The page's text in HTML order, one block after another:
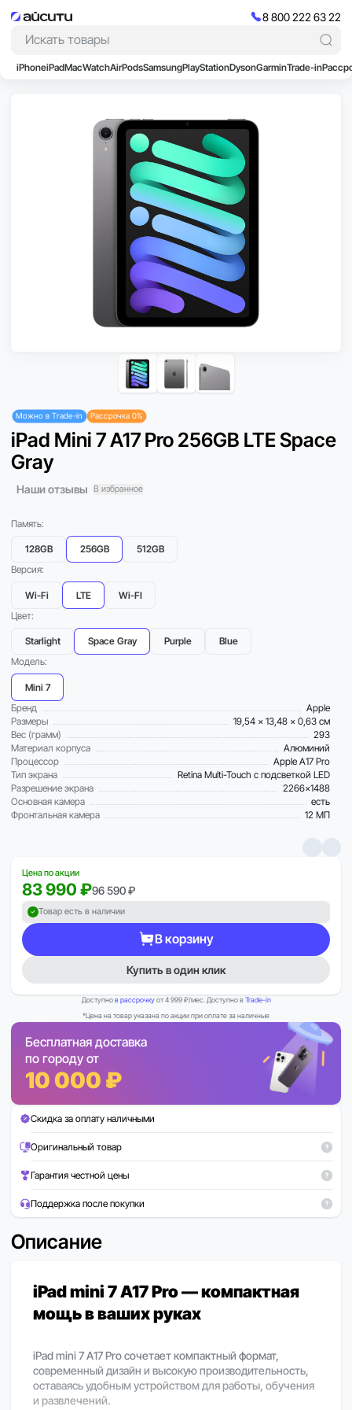
8 800 222 63 22
iPhoneiPadMacWatchAirPodsSamsungPlayStationDysonGarminTrade-in
iPad Mini 7 A17 Pro 256GB LTE Space
Gray
Наши отзывы В избранное
Можно в Trade-in Рассрочка 0%
Память:
128GB 256GB
512GB
Версия:
Wi-Fi LTE
Wi-FI
Цвет:
Starlight Space Gray Purple
Blue
Модель:
Mini 7
Бренд
Apple
Размеры
19,54 x 13,48 x 0,63 см
Вес (грамм)
293
Материал корпуса
Алюминий
Процессор
Apple A17 Pro
Тип экрана
Retina Multi-Touch с подсветкой LED
Разрешение экрана
2266×1488
Основная камера
есть
Фронтальная камера
12 МП
Цена по акции
83 990 ₽96 590 ₽
Товар есть в наличии
В корзину
Купить в один клик
Доступнов рассрочкуот 4 999 ₽/мес. Доступно вTrade-in
*Цена на товар указана по акции при оплате за наличные
Бесплатная доставка
по городу от
10 000 ₽
Скидка за оплату наличными
Оригинальный товар
Гарантия честной цены
Поддержка после покупки
Описание
iPad mini 7 A17 Pro — компактная
мощь в ваших руках
iPad mini 7 A17 Pro сочетает компактный формат,
современный дизайн и высокую производительность,
оставаясь удобным устройством для работы, обучения
и развлечений.